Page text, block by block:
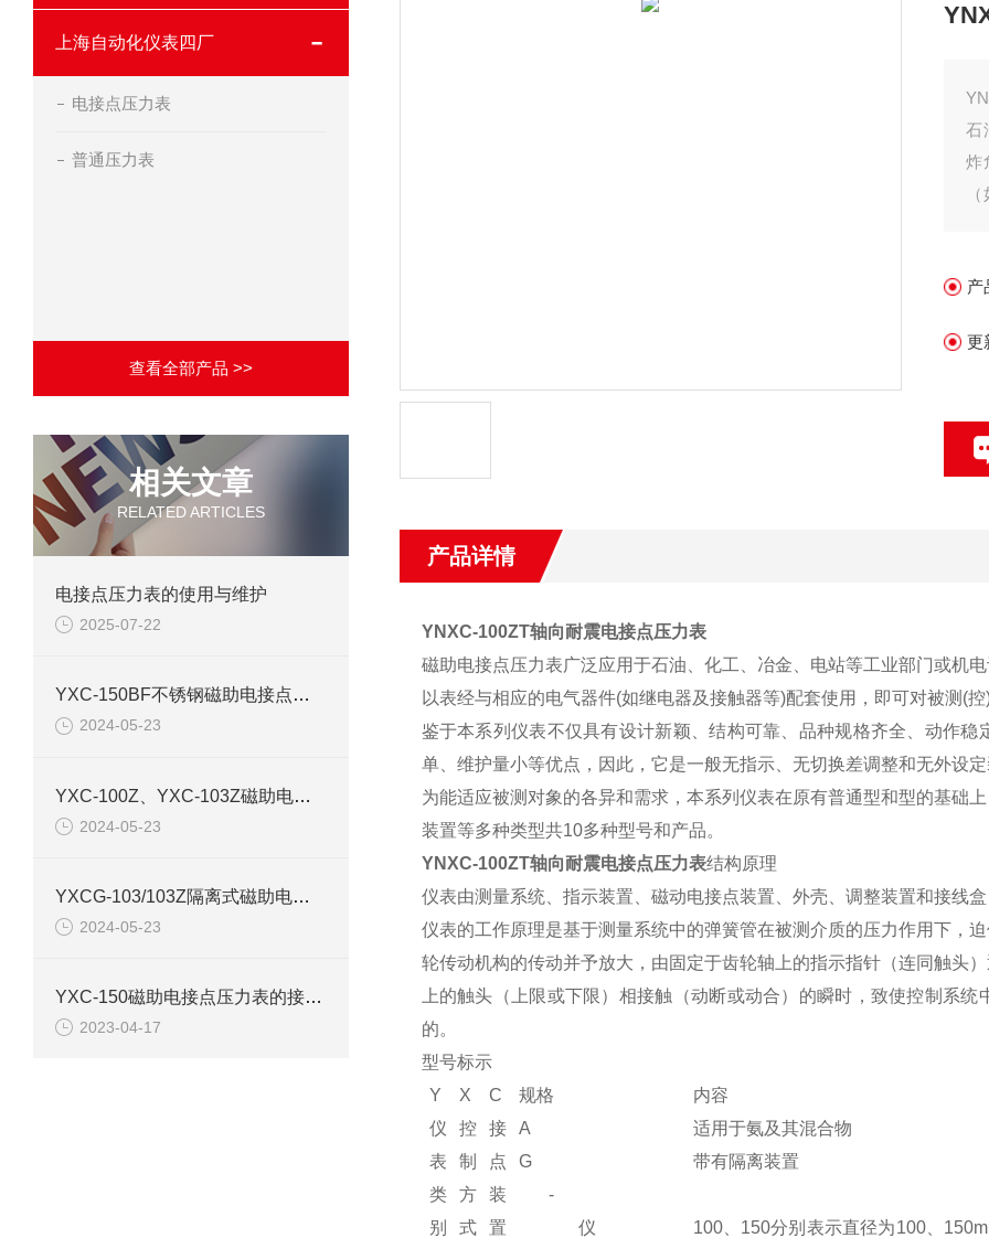
上海自动化仪表四厂
电接点压力表
普通压力表
查看全部产品 >>
相关文章
RELATED ARTICLES
电接点压力表的使用与维护
2025-07-22
YXC-150BF不锈钢磁助电接点压力表产品介绍
2024-05-23
YXC-100Z、YXC-103Z磁助电接点压力表产品介绍
2024-05-23
YXCG-103/103Z隔离式磁助电接点压力表产品介绍
2024-05-23
YXC-150磁助电接点压力表的接线图和原理结构
2023-04-17
石
炸
产
更
产品详情
YNXC-100ZT轴向耐震电接点压力表
磁助电接点压力表广泛应用于石油、化工、冶金、电站等工业部门或机
以表经与相应的电气器件(如继电器及接触器等)配套使用，即可对被测(
鉴于本系列仪表不仅具有设计新颖、结构可靠、品种规格齐全、动作
单、维护量小等优点，因此，它是一般无指示、无切换差调整和无外设
为能适应被测对象的各异和需求，本系列仪表在原有普通型和型的基础
装置等多种类型共10多种型号和产品。
YNXC-100ZT轴向耐震电接点压力表结构原理
仪表由测量系统、指示装置、磁动电接点装置、外壳、调整装置和接线盒
仪表的工作原理是基于测量系统中的弹簧管在被测介质的压力作用下，
轮传动机构的传动并予放大，由固定于齿轮轴上的指示指针（连同触头
上的触头（上限或下限）相接触（动断或动合）的瞬时，致使控制系
的。
型号标示
Y
X C 规格
内容
仪
表
类
别
控
制
方
式
接
点
装
置
A
适用于氨及其混合物
G
带有隔离装置
-
仪
100、150分别表示直径为100、